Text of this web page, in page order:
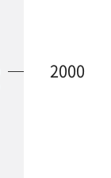
2000